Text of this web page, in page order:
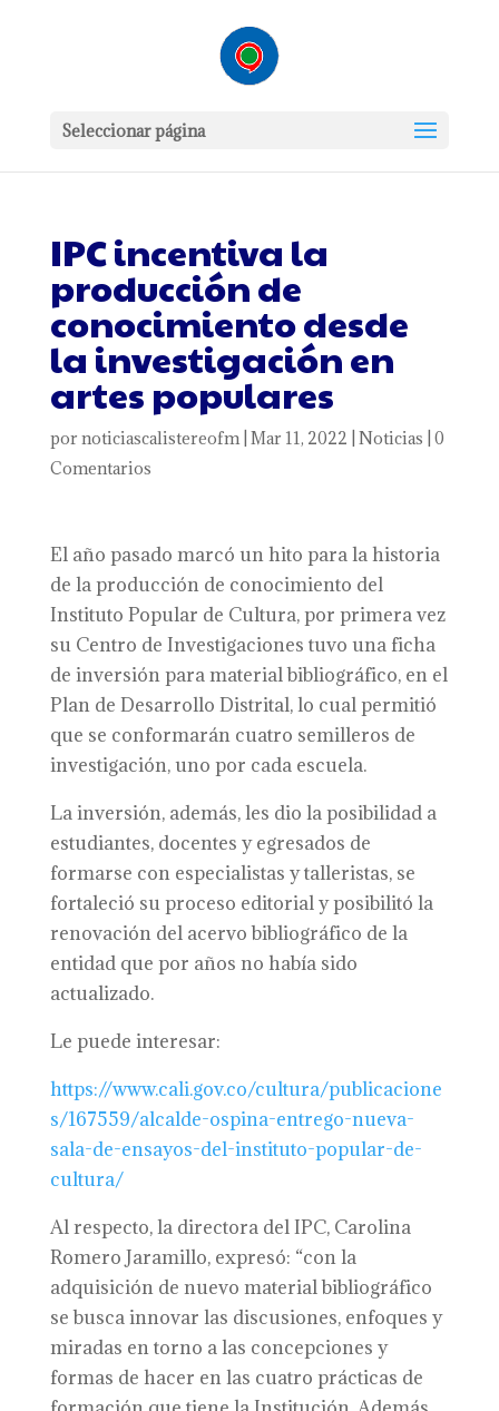
Seleccionar página
IPC incentiva la
producción de
conocimiento desde
la investigación en
artes populares
por noticiascalistereofm| Mar 11, 2022 Noticias 0
Comentarios
El año pasado marcó un hito para la historia
de la producción de conocimiento del
Instituto Popular de Cultura, por primera vez
su Centro de Investigaciones tuvo una ficha
de inversión para material bibliográfico, en el
Plan de Desarrollo Distrital, lo cual permitió
que se conformarán cuatro semilleros de
investigación, uno por cada escuela.
La inversión, además, les dio la posibilidad a
estudiantes, docentes y egresados de
formarse con especialistas y talleristas, se
fortaleció su proceso editorial y posibilitó la
renovación del acervo bibliográfico de la
entidad que por años no había sido
actualizado.
Le puede interesar:
https://www.cali.gov.co/cultura/publicacione
s/167559/alcalde-ospina-entrego-nueva-
sala-de-ensayos-del-instituto-popular-de-
cultura/
Al respecto, la directora del IPC, Carolina
Romero Jaramillo, expresó: “con la
adquisición de nuevo material bibliográfico
se busca innovar las discusiones, enfoques y
miradas en torno a las concepciones y
formas de hacer en las cuatro prácticas de